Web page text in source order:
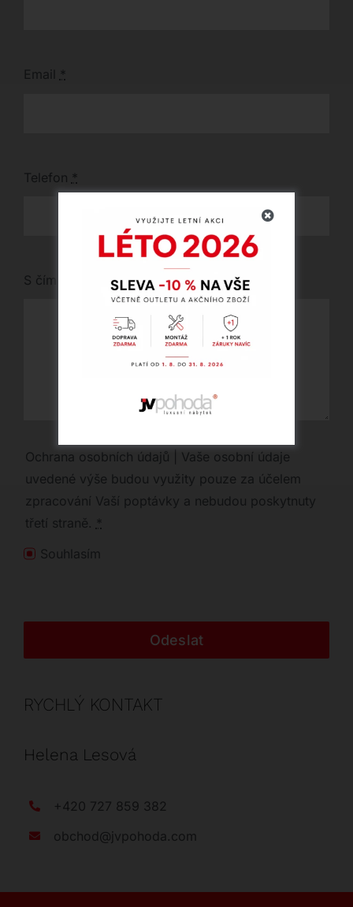
Email *
Telefon *
S čím vám můžeme pomoci?
Ochrana osobních údajů | Vaše osobní údaje
uvedené výše budou využity pouze za účelem
zpracování Vaší poptávky a nebudou poskytnuty
třetí straně. *
Souhlasím
Odeslat
RYCHLÝ KONTAKT
Helena Lesová
+420 727 859 382
obchod@jvpohoda.com